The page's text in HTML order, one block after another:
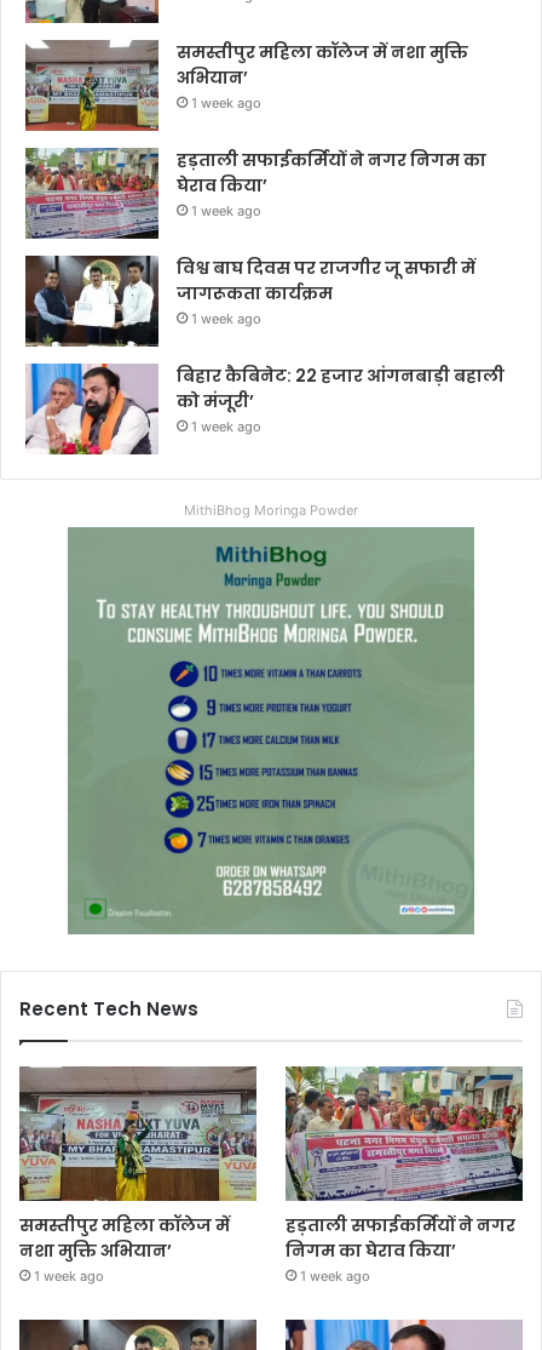
समस्तीपुर महिला कॉलेज में नशा मुक्ति
अभियान’
1 week ago
हड़ताली सफाईकर्मियों ने नगर निगम का
घेराव किया’
1 week ago
विश्व बाघ दिवस पर राजगीर जू सफारी में
जागरूकता कार्यक्रम
1 week ago
बिहार कैबिनेट: 22 हजार आंगनबाड़ी बहाली
को मंजूरी’
1 week ago
MithiBhog Moringa Powder
Recent Tech News
समस्तीपुर महिला कॉलेज में
नशा मुक्ति अभियान’
1 week ago
हड़ताली सफाईकर्मियों ने नगर
निगम का घेराव किया’
1 week ago